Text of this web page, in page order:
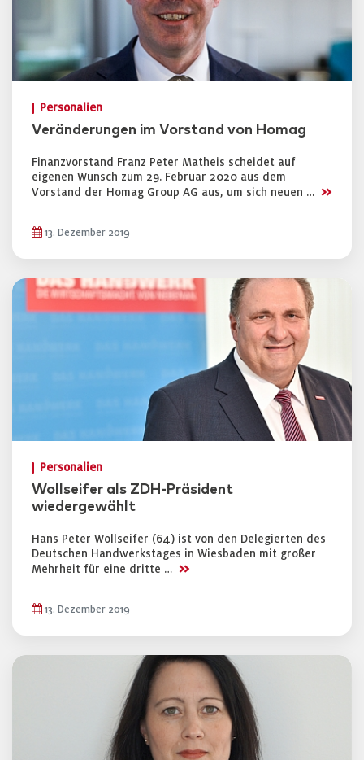
Personalien
Veränderungen im Vorstand von Homag
Finanzvorstand Franz Peter Matheis scheidet auf
eigenen Wunsch zum 29. Februar 2020 aus dem
Vorstand der Homag Group AG aus, um sich neuen … >>
13. Dezember 2019
Personalien
Wollseifer als ZDH-Präsident
wiedergewählt
Hans Peter Wollseifer (64) ist von den Delegierten des
Deutschen Handwerkstages in Wiesbaden mit großer
Mehrheit für eine dritte … >>
13. Dezember 2019